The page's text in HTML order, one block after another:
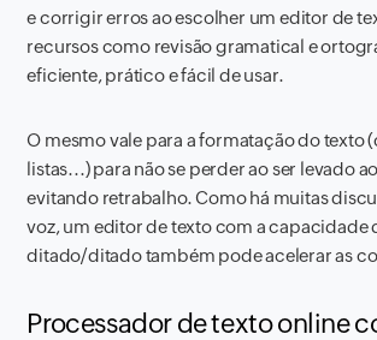
e corrigir erros ao escolher um editor de
recursos como revisão gramatical e
eficiente, prático e fácil de usar.
O mesmo vale para a formatação do texto
listas...) para não se perder ao ser levado
evitando retrabalho. Como há muitas
voz, um editor de texto com a capacidade
ditado/ditado também pode acelerar as
Processador de texto online